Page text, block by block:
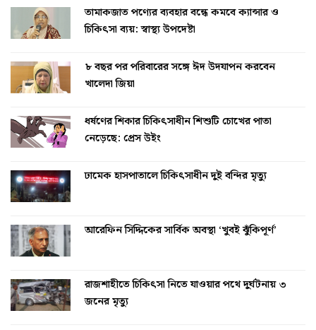
তামাকজাত পণ্যের ব্যবহার বন্ধে কমবে ক্যান্সার ও
চিকিৎসা ব্যয়: স্বাস্থ্য উপদেষ্টা
৮ বছর পর পরিবারের সঙ্গে ঈদ উদযাপন করবেন
খালেদা জিয়া
ধর্ষণের শিকার চিকিৎসাধীন শিশুটি চোখের পাতা
নেড়েছে: প্রেস উইং
ঢামেক হাসপাতালে চিকিৎসাধীন দুই বন্দির মৃত্যু
আরেফিন সিদ্দিকের সার্বিক অবস্থা ‘খুবই ঝুঁকিপূর্ণ’
রাজশাহীতে চিকিৎসা নিতে যাওয়ার পথে দুর্ঘটনায় ৩
জনের মৃত্যু